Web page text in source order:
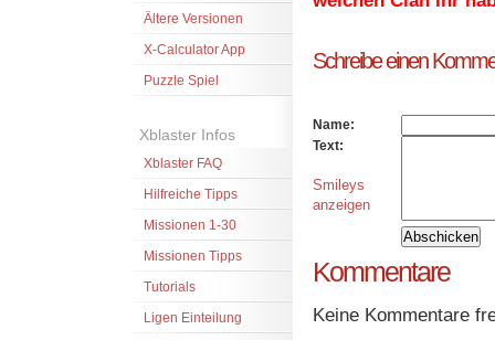
Ältere Versionen
X-Calculator App
Puzzle Spiel
Xblaster Infos
Xblaster FAQ
Hilfreiche Tipps
Missionen 1-30
Missionen Tipps
Tutorials
Ligen Einteilung
Schreibe einen
Name:
Text:
Smileys
anzeigen
Kommentare
Keine Kommentare